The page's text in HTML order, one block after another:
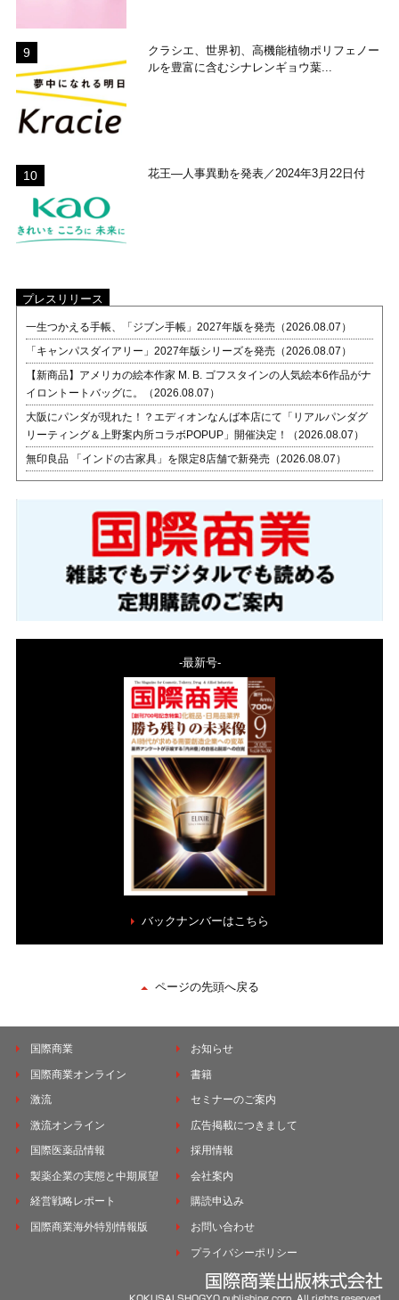
クラシエ、世界初、高機能植物ポリフェノー
ルを豊富に含むシナレンギョウ葉...
花王―人事異動を発表／2024年3月22日付
プレスリリース
一生つかえる手帳、「ジブン手帳」2027年版を発売（2026.08.07）
「キャンパスダイアリー」2027年版シリーズを発売（2026.08.07）
【新商品】アメリカの絵本作家 M. B. ゴフスタインの人気絵本6作品がナ
イロントートバッグに。（2026.08.07）
大阪にパンダが現れた！？エディオンなんば本店にて「リアルパンダグ
リーティング＆上野案内所コラボPOPUP」開催決定！（2026.08.07）
無印良品 「インドの古家具」を限定8店舗で新発売（2026.08.07）
-最新号-
バックナンバーはこちら
ページの先頭へ戻る
国際商業
国際商業オンライン
激流
激流オンライン
国際医薬品情報
製薬企業の実態と中期展望
経営戦略レポート
国際商業海外特別情報版
お知らせ
書籍
セミナーのご案内
広告掲載につきまして
採用情報
会社案内
購読申込み
お問い合わせ
プライバシーポリシー